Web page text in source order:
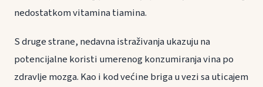
nedostatkom vitamina tiamina.
S druge strane, nedavna istraživanja ukazuju na
potencijalne koristi umerenog konzumiranja vina po
zdravlje mozga. Kao i kod većine briga u vezi sa uticajem